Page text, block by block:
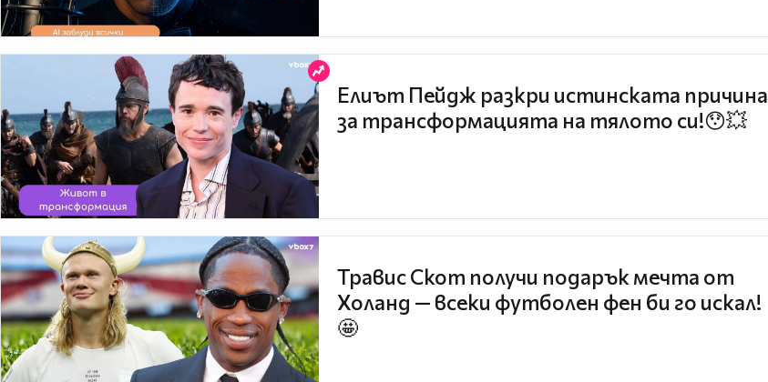
Елиът Пейдж разкри истинската причина
за трансформацията на тялото си!😯💥
Травис Скот получи подарък мечта от
Холанд — всеки футболен фен би го искал!
🤩